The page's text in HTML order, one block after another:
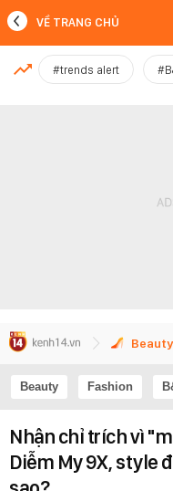
MỚI NHẤT
VỀ TRANG CHỦ
#trends alert
Beauty Fashion
Nhận chỉ trích vì
Diễm My 9X, style